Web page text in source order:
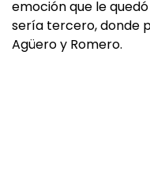
emoción que le
sería tercero, donde
Agüero y Romero.